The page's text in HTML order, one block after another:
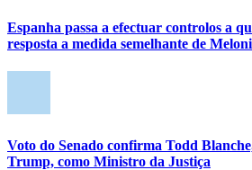
Espanha passa a efectuar controlos a
resposta a medida semelhante de Meloni
Voto do Senado confirma Todd
Trump, como Ministro da Justiça